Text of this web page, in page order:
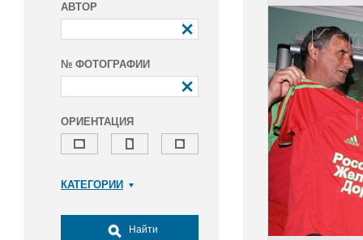
АВТОР
№ ФОТОГРАФИИ
ОРИЕНТАЦИЯ
КАТЕГОРИИ
Досуг, туризм и отдых
Найти